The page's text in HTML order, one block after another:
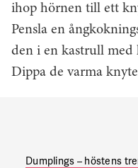
ihop hörnen till ett
Pensla en
den i en kastrull med
Dippa de varma
Dumplings – höstens